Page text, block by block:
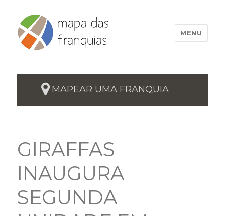
MENU
MAPEAR UMA FRANQUIA
GIRAFFAS
INAUGURA
SEGUNDA